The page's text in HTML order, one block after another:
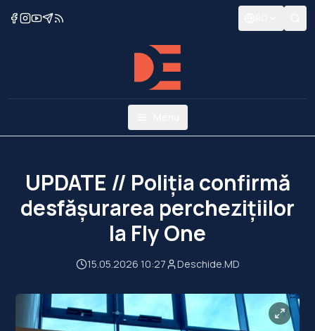
UPDATE // Poliția confirmă
desfășurarea perchezițiilor
la Fly One
15.05.2026 10:27 Deschide.MD